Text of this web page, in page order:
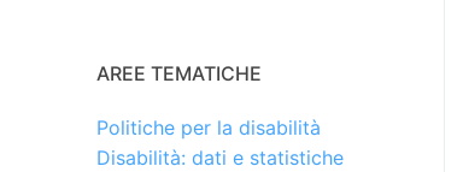
AREE TEMATICHE
Politiche per la disabilità
Disabilità: dati e statistiche